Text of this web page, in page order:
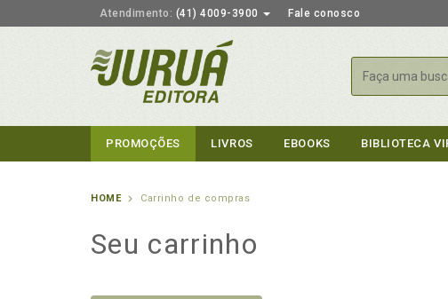
Atendimento: (41) 4009-3900 Fale conosco
Buscar
PROMOÇÕES LIVROS EBOOKS BIBLIOTECA
HOME Carrinho de compras
Seu carrinho